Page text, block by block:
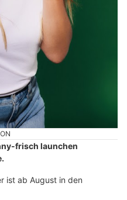
frisch launchen
ist ab August in den